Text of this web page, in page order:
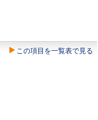
この項目を一覧表で見る